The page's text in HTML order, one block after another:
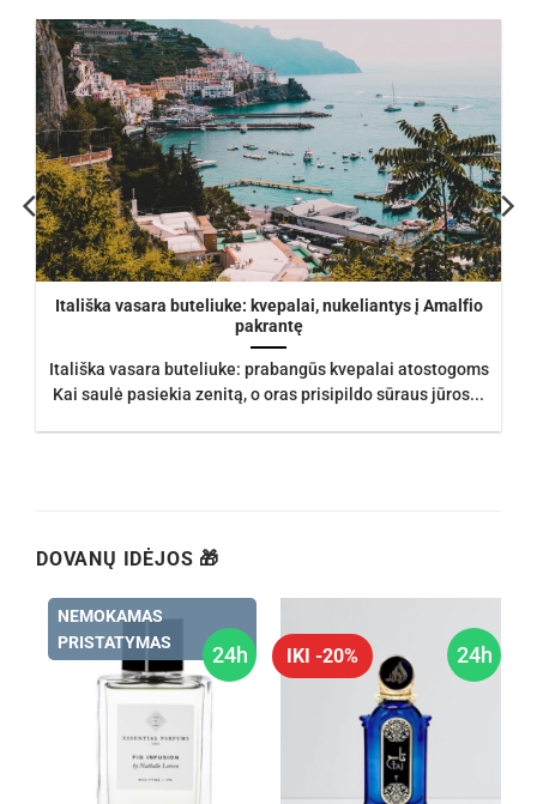
Itališka vasara buteliuke: kvepalai, nukeliantys į Amalfio
pakrantę
Itališka vasara buteliuke: prabangūs kvepalai atostogoms
Kai saulė pasiekia zenitą, o oras prisipildo sūraus jūros...
DOVANŲ IDĖJOS 🎁
24h
NEMOKAMAS
PRISTATYMAS
24h
IKI -20%